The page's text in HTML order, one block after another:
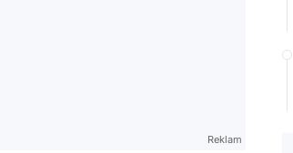
Reklam